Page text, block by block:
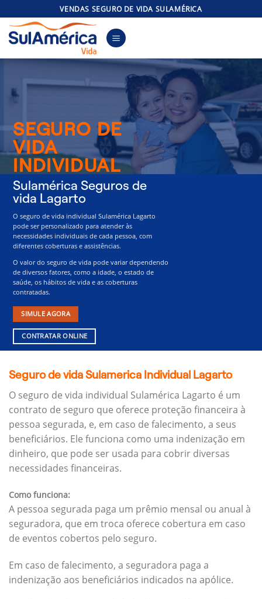
to
content
VENDAS SEGURO DE VIDA SULAMÉRICA
SEGURO DE
VIDA
INDIVIDUAL
Sulamérica Seguros de
vida Lagarto
O seguro de vida individual Sulamérica Lagarto
pode ser personalizado para atender às
necessidades individuais de cada pessoa, com
diferentes coberturas e assistências.
O valor do seguro de vida pode variar dependendo
de diversos fatores, como a idade, o estado de
saúde, os hábitos de vida e as coberturas
contratadas.
SIMULE AGORA
CONTRATAR ONLINE
Seguro de vida Sulamerica Individual Lagarto
O seguro de vida individual Sulamérica Lagarto é um
contrato de seguro que oferece proteção financeira à
pessoa segurada, e, em caso de falecimento, a seus
beneficiários. Ele funciona como uma indenização em
dinheiro, que pode ser usada para cobrir diversas
necessidades financeiras.
Como funciona:
A pessoa segurada paga um prêmio mensal ou anual à
seguradora, que em troca oferece cobertura em caso
de eventos cobertos pelo seguro.
Em caso de falecimento, a seguradora paga a
indenização aos beneficiários indicados na apólice.